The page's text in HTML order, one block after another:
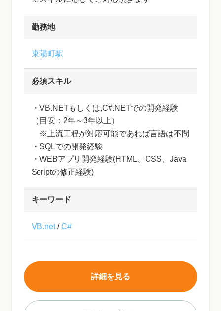
勤務地
東陽町駅
必須スキル
・VB.NETもしくは,C#.NETでの開発経験
（目安：2年～3年以上）
※上流工程が対応可能であれば言語は不問
・SQLでの開発経験
・WEBアプリ開発経験(HTML、CSS、Java
Scriptの修正経験)
キーワード
VB.net/C#
詳細を見る